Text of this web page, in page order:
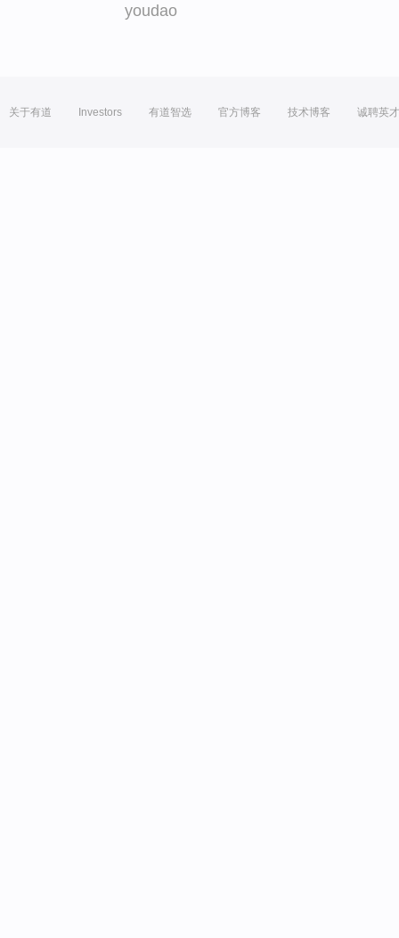
youdao
关于有道 Investors 有道智选 官方博客 技术博客 诚聘英才